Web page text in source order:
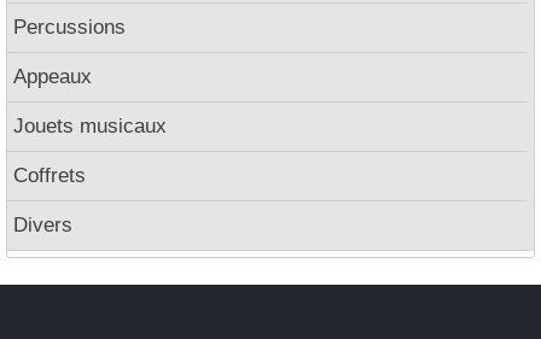
Percussions
Appeaux
Jouets musicaux
Coffrets
Divers